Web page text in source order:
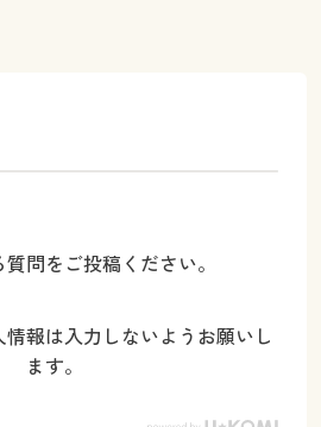
問をご投稿ください。
報は入力しないようお願いし
ます。